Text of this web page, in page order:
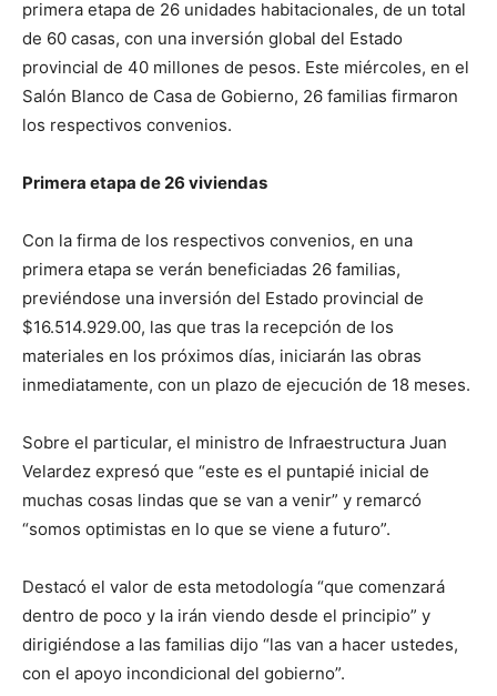
primera etapa de 26 unidades habitacionales, de un total
de 60 casas, con una inversión global del Estado
provincial de 40 millones de pesos. Este miércoles, en el
Salón Blanco de Casa de Gobierno, 26 familias firmaron
los respectivos convenios.
Primera etapa de 26 viviendas
Con la firma de los respectivos convenios, en una
primera etapa se verán beneficiadas 26 familias,
previéndose una inversión del Estado provincial de
$16.514.929.00, las que tras la recepción de los
materiales en los próximos días, iniciarán las obras
inmediatamente, con un plazo de ejecución de 18 meses.
Sobre el particular, el ministro de Infraestructura Juan
Velardez expresó que “este es el puntapié inicial de
muchas cosas lindas que se van a venir” y remarcó
“somos optimistas en lo que se viene a futuro”.
Destacó el valor de esta metodología “que comenzará
dentro de poco y la irán viendo desde el principio” y
dirigiéndose a las familias dijo “las van a hacer ustedes,
con el apoyo incondicional del gobierno”.